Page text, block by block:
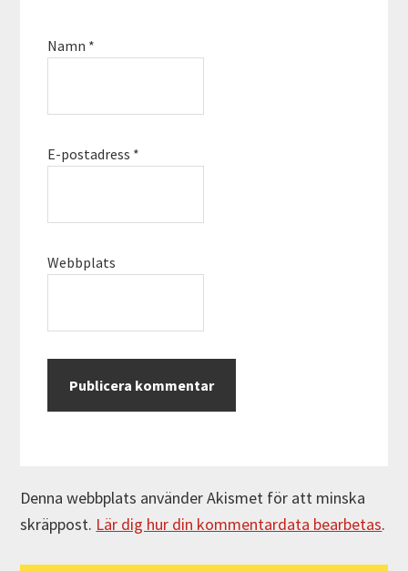
Namn *
E-postadress *
Webbplats
Denna webbplats använder Akismet för att minska
skräppost. Lär dig hur din kommentardata bearbetas.